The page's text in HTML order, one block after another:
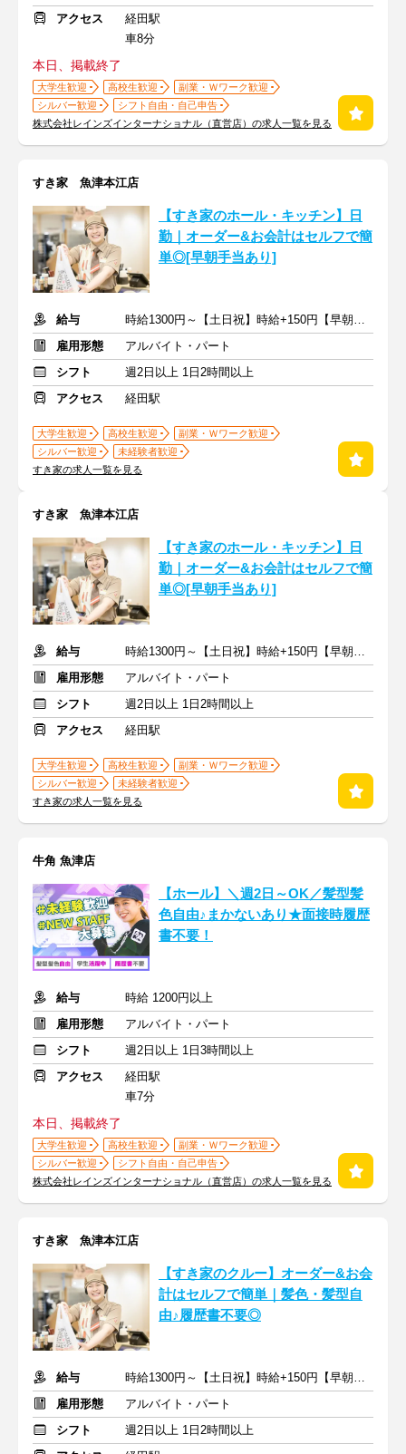
アクセス
経田駅
車8分
本日、掲載終了
大学生歓迎 高校生歓迎
副業・Ｗワーク歓迎
シルバー歓迎
シフト自由・自己申告
株式会社レインズインターナショナル（直営店）の求人一覧を見る
すき家 魚津本江店
【すき家のホール・キッチン】日
勤｜オーダー&お会計はセルフで簡
単◎[早朝手当あり]
給与
時給1300円～【土日祝】時給+150円【早朝】時給+150円
雇用形態
アルバイト・パート
シフト
週2日以上 1日2時間以上
アクセス
経田駅
大学生歓迎 高校生歓迎
副業・Ｗワーク歓迎
シルバー歓迎
未経験者歓迎
すき家の求人一覧を見る
すき家 魚津本江店
【すき家のホール・キッチン】日
勤｜オーダー&お会計はセルフで簡
単◎[早朝手当あり]
給与
時給1300円～【土日祝】時給+150円【早朝】時給+150円
雇用形態
アルバイト・パート
シフト
週2日以上 1日2時間以上
アクセス
経田駅
大学生歓迎 高校生歓迎
副業・Ｗワーク歓迎
シルバー歓迎
未経験者歓迎
すき家の求人一覧を見る
牛角 魚津店
【ホール】＼週2日～OK／髪型髪
色自由♪まかないあり★面接時履歴
書不要！
給与
時給 1200円以上
雇用形態
アルバイト・パート
シフト
週2日以上 1日3時間以上
アクセス
経田駅
車7分
本日、掲載終了
大学生歓迎 高校生歓迎
副業・Ｗワーク歓迎
シルバー歓迎
シフト自由・自己申告
株式会社レインズインターナショナル（直営店）の求人一覧を見る
すき家 魚津本江店
【すき家のクルー】オーダー&お会
計はセルフで簡単｜髪色・髪型自
由♪履歴書不要◎
給与
時給1300円～【土日祝】時給+150円【早朝】時給+150円
雇用形態
アルバイト・パート
シフト
週2日以上 1日2時間以上